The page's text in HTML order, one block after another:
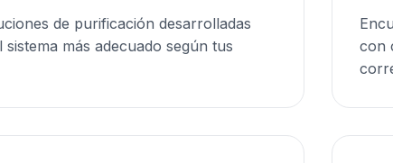
de purificación desarrolladas
más adecuado según tus
con